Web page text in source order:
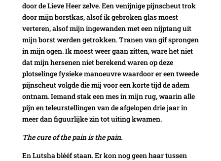
door de Lieve Heer zelve. Een venijnige pijnscheut trok
door mijn borstkas, alsof ik gebroken glas moest
verteren, alsof mijn ingewanden met een nijptang uit
mijn borst werden getrokken. Tranen van gif sprongen
in mijn ogen. Ik moest weer gaan zitten, ware het niet
dat mijn hersenen niet berekend waren op deze
plotselinge fysieke manoeuvre waardoor er een tweede
pijnscheut volgde die mij voor een korte tijd de adem
ontnam. Iemand stak een mes in mijn rug, waarin alle
pijn en teleurstellingen van de afgelopen drie jaar in
meer dan figuurlijke zin tot uiting kwamen.
The cure of the pain is the pain.
En Lutsha blééf staan. Er kon nog geen haar tussen